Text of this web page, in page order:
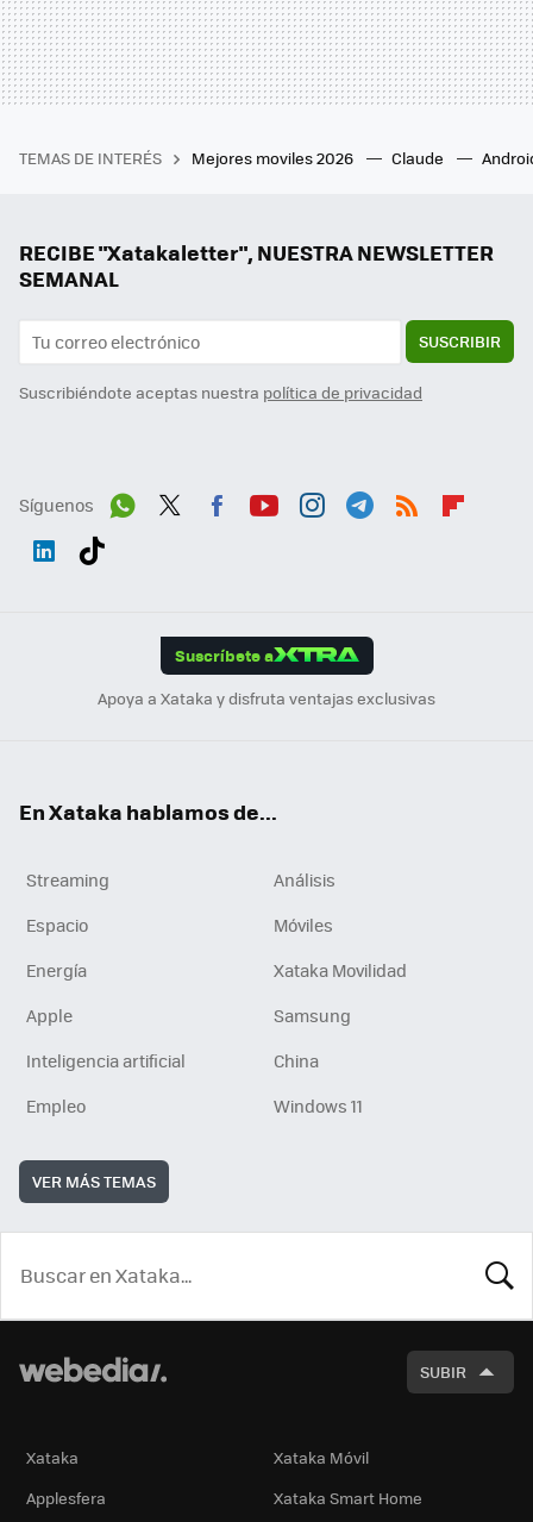
TEMAS DE INTERÉS Mejores moviles 2026 Claude
RECIBE "Xatakaletter", NUESTRA NEWSLETTER
SEMANAL
SUSCRIBIR
Suscribiéndote aceptas nuestra política de privacidad
Síguenos
Suscríbete a
Apoya a Xataka y disfruta ventajas exclusivas
En Xataka hablamos de...
Streaming
Análisis
Espacio
Móviles
Energía
Xataka Movilidad
Apple
Samsung
Inteligencia artificial
China
Empleo
Windows 11
VER MÁS TEMAS
SUBIR
Xataka
Xataka Móvil
Applesfera
Xataka Smart Home